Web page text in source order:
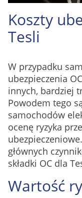
Koszty
Tesli
W przypadku
ubezpieczenia
innych, bardziej
Powodem tego
samochodów
ocenę ryzyka
głównych
składki OC dla
Wartość